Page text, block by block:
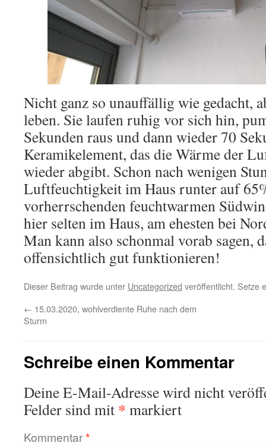
Nicht ganz so unauffällig wie gedacht,
leben. Sie laufen ruhig vor sich hin,
Sekunden raus und dann wieder 70
Keramikelement, das die Wärme der
wieder abgibt. Schon nach wenigen
Luftfeuchtigkeit im Haus runter auf
vorherrschenden feuchtwarmen
hier selten im Haus, am ehesten bei
Man kann also schonmal vorab sagen,
offensichtlich gut funktionieren!
Dieser Beitrag wurde unter Uncategorized veröffentlicht. Setze
← 15.03.2020, wohlverdiente Ruhe nach dem
Sturm
Schreibe einen Kommentar
Deine E-Mail-Adresse wird nicht
Felder sind mit * markiert
Kommentar*